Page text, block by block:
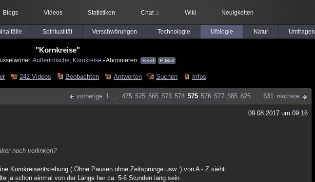
Blogs Videos Statistiken Chat 2 Wiki Neuigkeiten
Spiritualität Verschwörungen Technologie Ufologie Natur Umfragen
"Kornkreise"
Außerirdische Kornkreise ▪ Abonnieren: Feed E-Mail
242 Videos Beobachten Antworten Suchen Infos
vorherige 1 ... 475 525 565 573 574 575 576 577 585 625 ... 631 nächste
09.08.2017 um 09:16
noch verlinken?
Kornkreisentstehung ( Ohne Pausen ohne Zeitsprünge usw. ) von A - Z sieht.
ja schon einmal von der Länge her ca. 5-6 Stunden lang sein.